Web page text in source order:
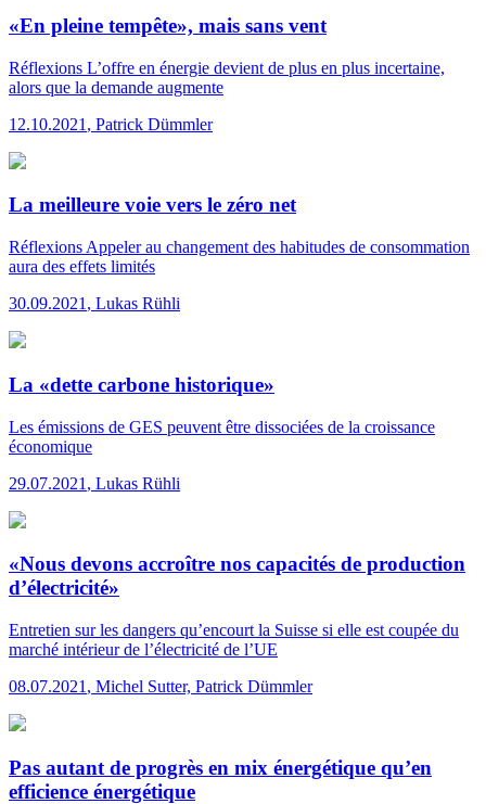
«En pleine tempête», mais sans vent
Réflexions L’offre en énergie devient de plus en plus incertaine,
alors que la demande augmente
12.10.2021 , Patrick Dümmler
La meilleure voie vers le zéro net
Réflexions Appeler au changement des habitudes de consommation
aura des effets limités
30.09.2021 , Lukas Rühli
La «dette carbone historique»
Les émissions de GES peuvent être dissociées de la croissance
économique
29.07.2021 , Lukas Rühli
«Nous devons accroître nos capacités de production
d’électricité»
Entretien sur les dangers qu’encourt la Suisse si elle est coupée du
marché intérieur de l’électricité de l’UE
08.07.2021 , Michel Sutter, Patrick Dümmler
Pas autant de progrès en mix énergétique qu’en
efficience énergétique